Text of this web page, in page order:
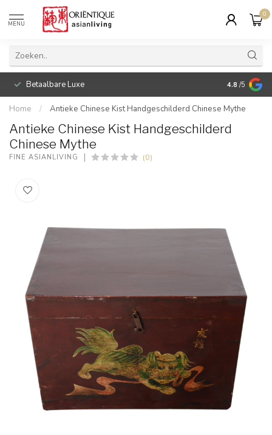
MENU
0
Betaalbare Luxe 4.8 /5
Home / Antieke Chinese Kist Handgeschilderd Chinese Mythe
Antieke Chinese Kist Handgeschilderd
Chinese Mythe
FINE ASIANLIVING (0)